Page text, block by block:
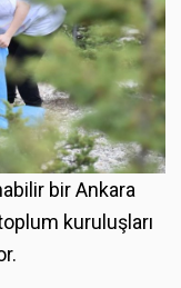
bir Ankara
kuruluşları